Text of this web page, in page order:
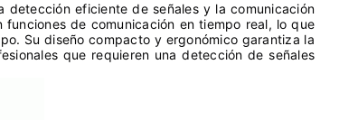
detección eficiente de señales y la comunicación
de comunicación en tiempo real, lo que
Su diseño compacto y ergonómico garantiza la
que requieren una detección de señales